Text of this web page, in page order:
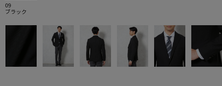
09
ブラック